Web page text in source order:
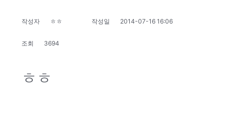
작성자 ㅎㅎ 작성일 2014-07-16 16:06
조회 3694
ㅎㅎ